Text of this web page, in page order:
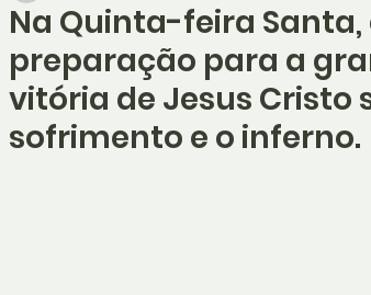
Na Quinta-feira
preparação para a
vitória de Jesus Cristo
sofrimento e o inferno.